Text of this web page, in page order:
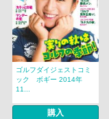
ゴルフダイジェストコミ
ック ボギー 2014年
11...
購入